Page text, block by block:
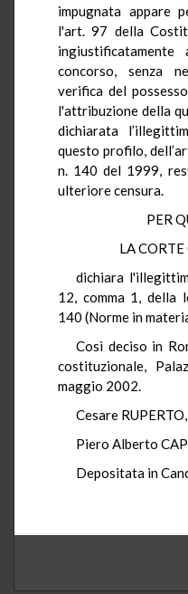
impugnata appare
l'art. 97 della
concorso, senza
verifica del
l'attribuzione della
dichiarata
questo profilo,
n. 140 del 1999,
ulteriore censura.
PER
LA
dichiara
12, comma 1, della
140 (Norme in
Così deciso in
costituzionale,
maggio 2002.
Cesare
Piero Alberto
Depositata in